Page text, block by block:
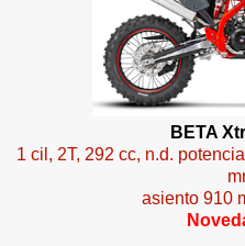
BETA
1 cil, 2T, 292 cc, n.d.
asiento 910